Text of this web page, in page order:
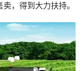
，得到大力扶持。